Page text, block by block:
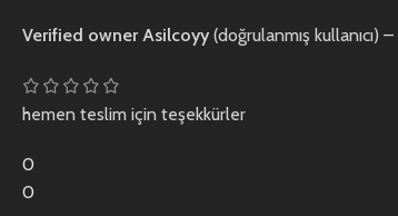
Verified owner Asilcoyy(doğrulanmış kullanıcı) –
hemen teslim için teşekkürler
0
0